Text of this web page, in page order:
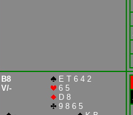
B8
V/-
E T 6 4 2
6 5
D 8
9 8 6 5